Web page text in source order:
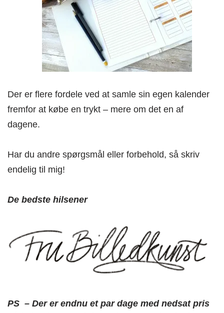
Der er flere fordele ved at samle sin egen kalender
fremfor at købe en trykt – mere om det en af
dagene.
Har du andre spørgsmål eller forbehold, så skriv
endelig til mig!
De bedste hilsener
PS – Der er endnu et par dage med nedsat pris